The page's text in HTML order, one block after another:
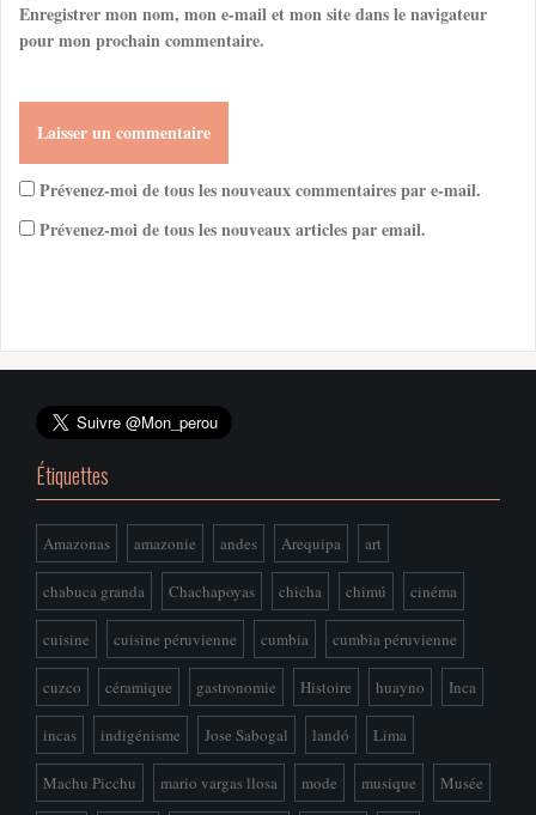
Enregistrer mon nom, mon e-mail et mon site dans le navigateur
pour mon prochain commentaire.
Prévenez-moi de tous les nouveaux commentaires par e-mail.
Prévenez-moi de tous les nouveaux articles par email.
Étiquettes
Amazonas amazonie andes Arequipa art
chabuca granda Chachapoyas chicha chimú cinéma
cuisine cuisine péruvienne cumbia cumbia péruvienne
cuzco céramique gastronomie Histoire huayno Inca
incas indigénisme Jose Sabogal landó Lima
Machu Picchu mario vargas llosa mode musique Musée